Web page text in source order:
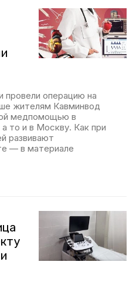
провели операцию на
жителям Кавминвод
медпомощью в
то и в Москву. Как при
развивают
— в материале